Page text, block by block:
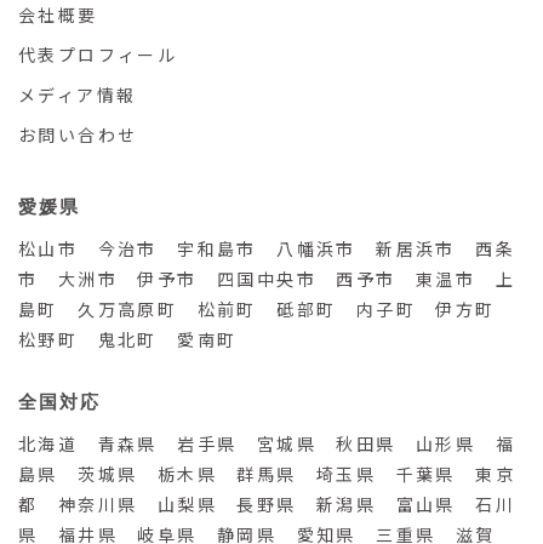
会社概要
代表プロフィール
メディア情報
お問い合わせ
愛媛県
松山市 今治市 宇和島市 八幡浜市 新居浜市 西条
市 大洲市 伊予市 四国中央市 西予市 東温市 上
島町 久万高原町 松前町 砥部町 内子町 伊方町
松野町 鬼北町 愛南町
全国対応
北海道 青森県 岩手県 宮城県 秋田県 山形県 福
島県 茨城県 栃木県 群馬県 埼玉県 千葉県 東京
都 神奈川県 山梨県 長野県 新潟県 富山県 石川
県 福井県 岐阜県 静岡県 愛知県 三重県 滋賀